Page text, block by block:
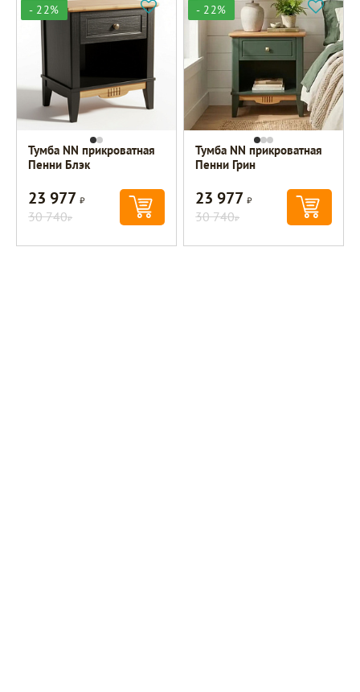
- 22%
Тумба NN прикроватная
Пенни Блэк
23 977Р
30 740Р
- 22%
Тумба NN прикроватная
Пенни Грин
23 977Р
30 740Р